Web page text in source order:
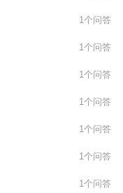
1个问答
1个问答
1个问答
1个问答
1个问答
1个问答
1个问答